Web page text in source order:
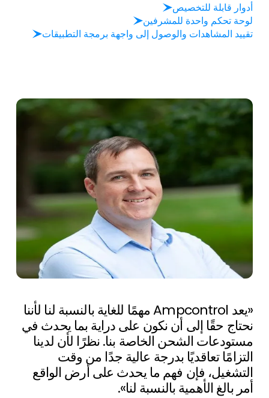
أدوار قابلة للتخصيص
لوحة تحكم واحدة للمشرفين
تقييد المشاهدات والوصول إلى واجهة برمجة التطبيقات
«يعد Ampcontrol مهمًا للغاية بالنسبة لنا لأننا
نحتاج حقًا إلى أن نكون على دراية بما يحدث في
مستودعات الشحن الخاصة بنا. نظرًا لأن لدينا
التزامًا تعاقديًا بدرجة عالية جدًا من وقت
التشغيل، فإن فهم ما يحدث على أرض الواقع
أمر بالغ الأهمية بالنسبة لنا».